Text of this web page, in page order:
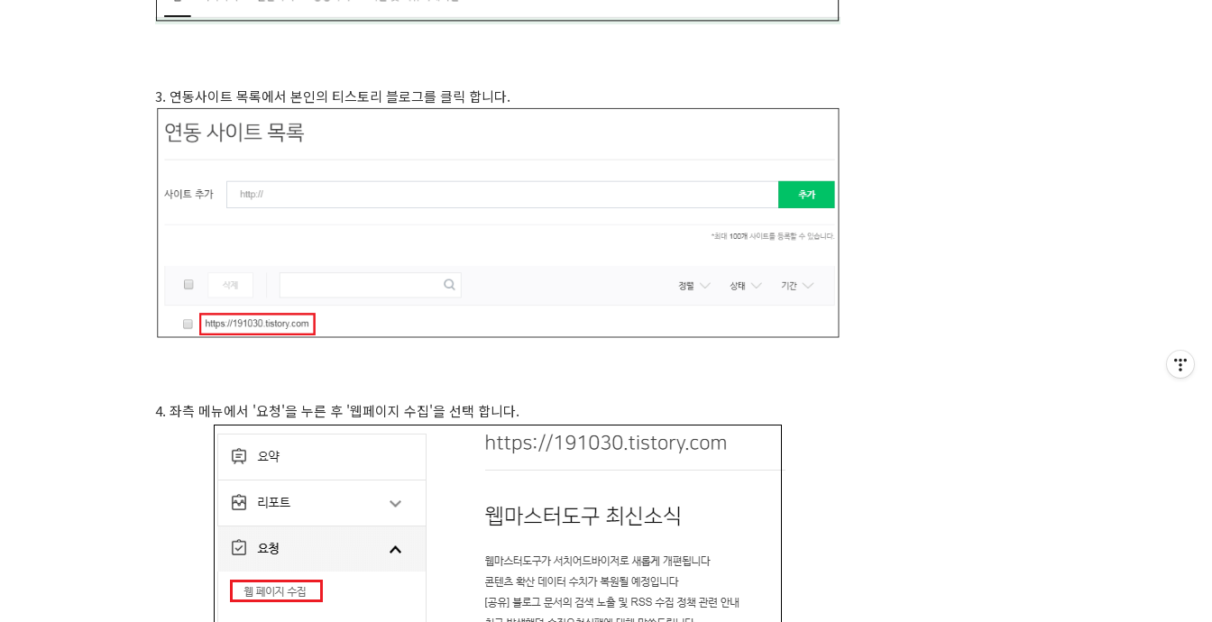
3. 연동사이트 목록에서 본인의 티스토리 블로그를 클릭 합니다.
4. 좌측 메뉴에서 '요청'을 누른 후 '웹페이지 수집'을 선택 합니다.